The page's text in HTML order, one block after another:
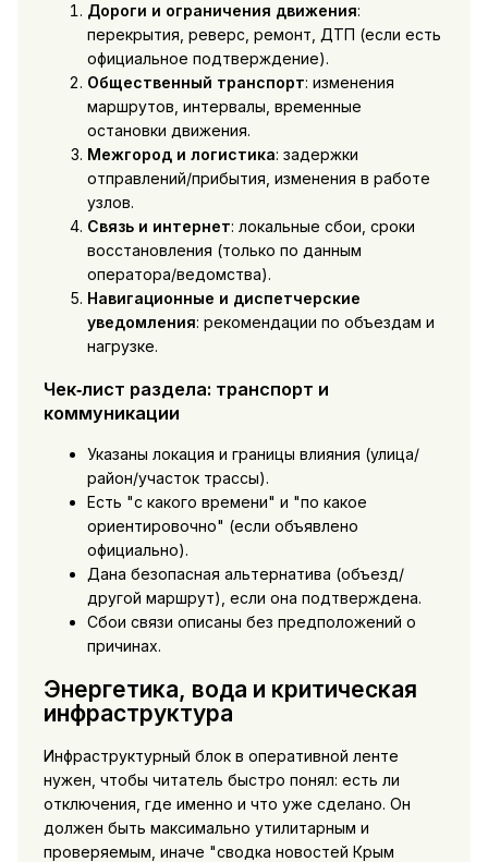
Дороги и ограничения движения:
перекрытия, реверс, ремонт, ДТП (если есть
официальное подтверждение).
Общественный транспорт: изменения
маршрутов, интервалы, временные
остановки движения.
Межгород и логистика: задержки
отправлений/прибытия, изменения в работе
узлов.
Связь и интернет: локальные сбои, сроки
восстановления (только по данным
оператора/ведомства).
Навигационные и диспетчерские
уведомления: рекомендации по объездам и
нагрузке.
Чек‑лист раздела: транспорт и
коммуникации
Указаны локация и границы влияния (улица/
район/участок трассы).
Есть "с какого времени" и "по какое
ориентировочно" (если объявлено
официально).
Дана безопасная альтернатива (объезд/
другой маршрут), если она подтверждена.
Сбои связи описаны без предположений о
причинах.
Энергетика, вода и критическая
инфраструктура
Инфраструктурный блок в оперативной ленте
нужен, чтобы читатель быстро понял: есть ли
отключения, где именно и что уже сделано. Он
должен быть максимально утилитарным и
проверяемым, иначе "сводка новостей Крым